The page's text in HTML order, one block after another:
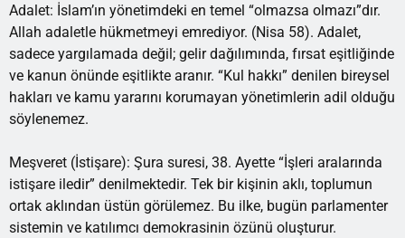
Adalet: İslam’ın yönetimdeki en temel “olmazsa olmazı”dır.
Allah adaletle hükmetmeyi emrediyor. (Nisa 58). Adalet,
sadece yargılamada değil; gelir dağılımında, fırsat eşitliğinde
ve kanun önünde eşitlikte aranır. “Kul hakkı” denilen bireysel
hakları ve kamu yararını korumayan yönetimlerin adil olduğu
söylenemez.
Meşveret (İstişare): Şura suresi, 38. Ayette “İşleri aralarında
istişare iledir” denilmektedir. Tek bir kişinin aklı, toplumun
ortak aklından üstün görülemez. Bu ilke, bugün parlamenter
sistemin ve katılımcı demokrasinin özünü oluşturur.